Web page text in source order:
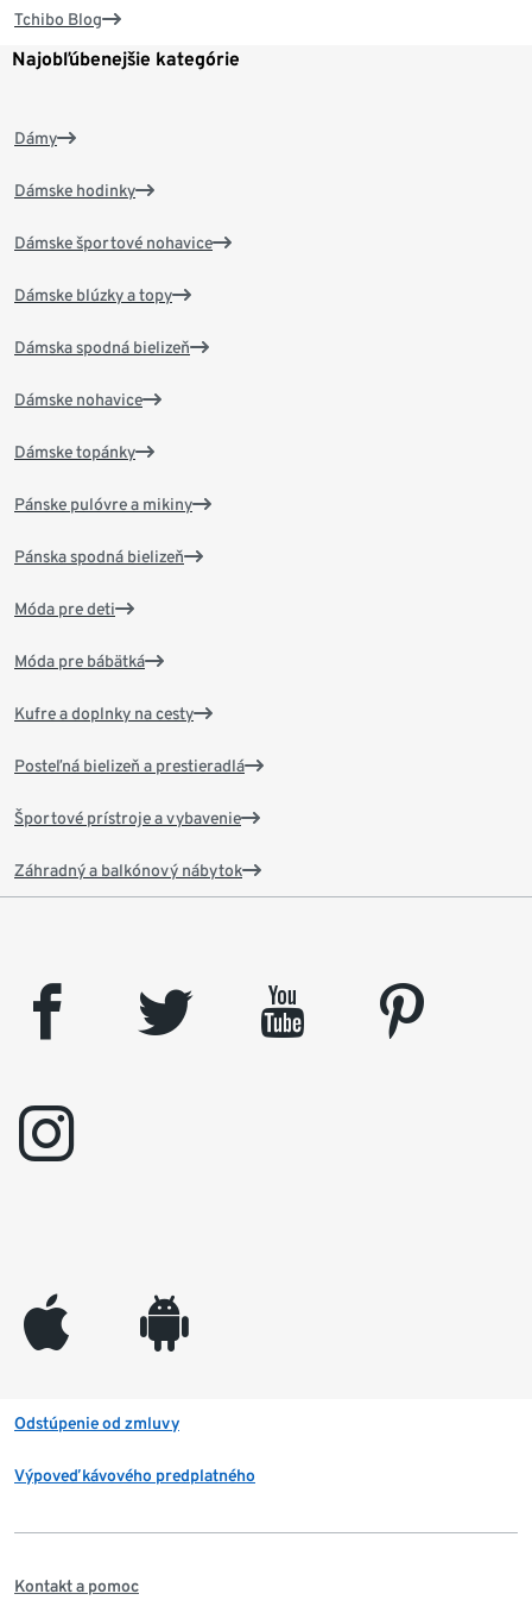
Tchibo Blog
Najobľúbenejšie kategórie
Dámy
Dámske hodinky
Dámske športové nohavice
Dámske blúzky a topy
Dámska spodná bielizeň
Dámske nohavice
Dámske topánky
Pánske pulóvre a mikiny
Pánska spodná bielizeň
Móda pre deti
Móda pre bábätká
Kufre a doplnky na cesty
Posteľná bielizeň a prestieradlá
Športové prístroje a vybavenie
Záhradný a balkónový nábytok
facebook twitter youtube
pinterest
instagram
appleinc android
Odstúpenie od zmluvy
Výpoveď kávového predplatného
Kontakt a pomoc